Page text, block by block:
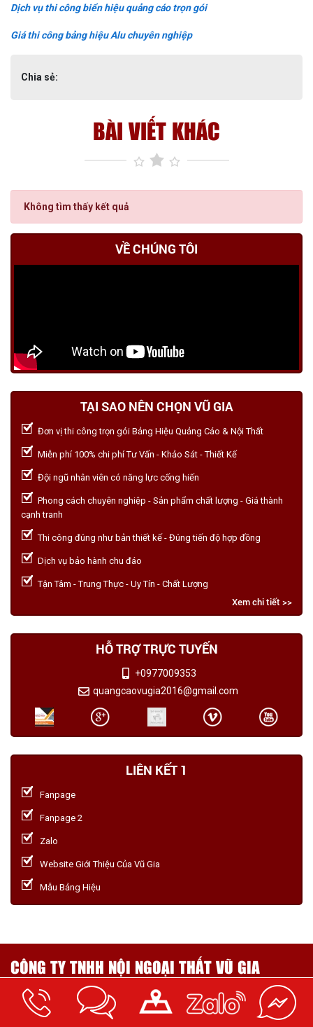
VỀ CHÚNG TÔI
TẠI SAO NÊN CHỌN VŨ GIA
Đơn vị thi công trọn gói Bảng Hiệu Quảng Cáo & Nội Thất
Miễn phí 100% chi phí Tư Vấn - Khảo Sát - Thiết Kế
Đội ngũ nhân viên có năng lực cống hiến
Phong cách chuyên nghiệp - Sản phẩm chất lượng - Giá thành
cạnh tranh
Thi công đúng như bản thiết kế - Đúng tiến độ hợp đồng
Dịch vụ bảo hành chu đáo
Tận Tâm - Trung Thực - Uy Tín - Chất Lượng
Xem chi tiết >>
HỖ TRỢ TRỰC TUYẾN
+0977009353
quangcaovugia2016@gmail.com
LIÊN KẾT 1
Fanpage
Fanpage 2
Zalo
Website Giới Thiệu Của Vũ Gia
Mẫu Bảng Hiệu
Dịch vụ thi công biển hiệu quảng cáo trọn gói
Giá thi công bảng hiệu Alu chuyên nghiệp
Chia sẻ:
BÀI VIẾT KHÁC
Không tìm thấy kết quả
CÔNG TY TNHH NỘI NGOẠI THẤT VŨ GIA
Địa chỉ: 14/16 Đường 23, P. Hiệp Bình Chánh, Q. Thủ Đức, TP.HCM
Email: quangcaovugia2016@gmail.com